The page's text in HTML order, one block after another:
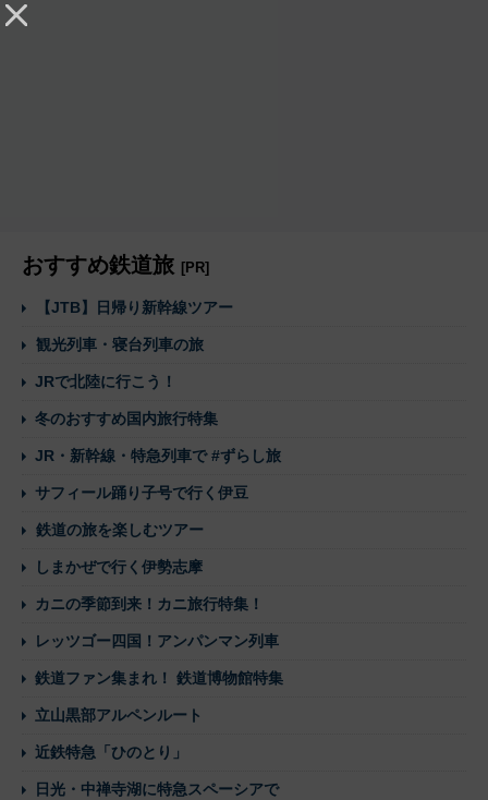
おすすめ鉄道旅 [PR]
【JTB】日帰り新幹線ツアー
観光列車・寝台列車の旅
JRで北陸に行こう！
冬のおすすめ国内旅行特集
JR・新幹線・特急列車で #ずらし旅
サフィール踊り子号で行く伊豆
鉄道の旅を楽しむツアー
しまかぜで行く伊勢志摩
カニの季節到来！カニ旅行特集！
レッツゴー四国！アンパンマン列車
鉄道ファン集まれ！ 鉄道博物館特集
立山黒部アルペンルート
近鉄特急「ひのとり」
日光・中禅寺湖に特急スペーシアで